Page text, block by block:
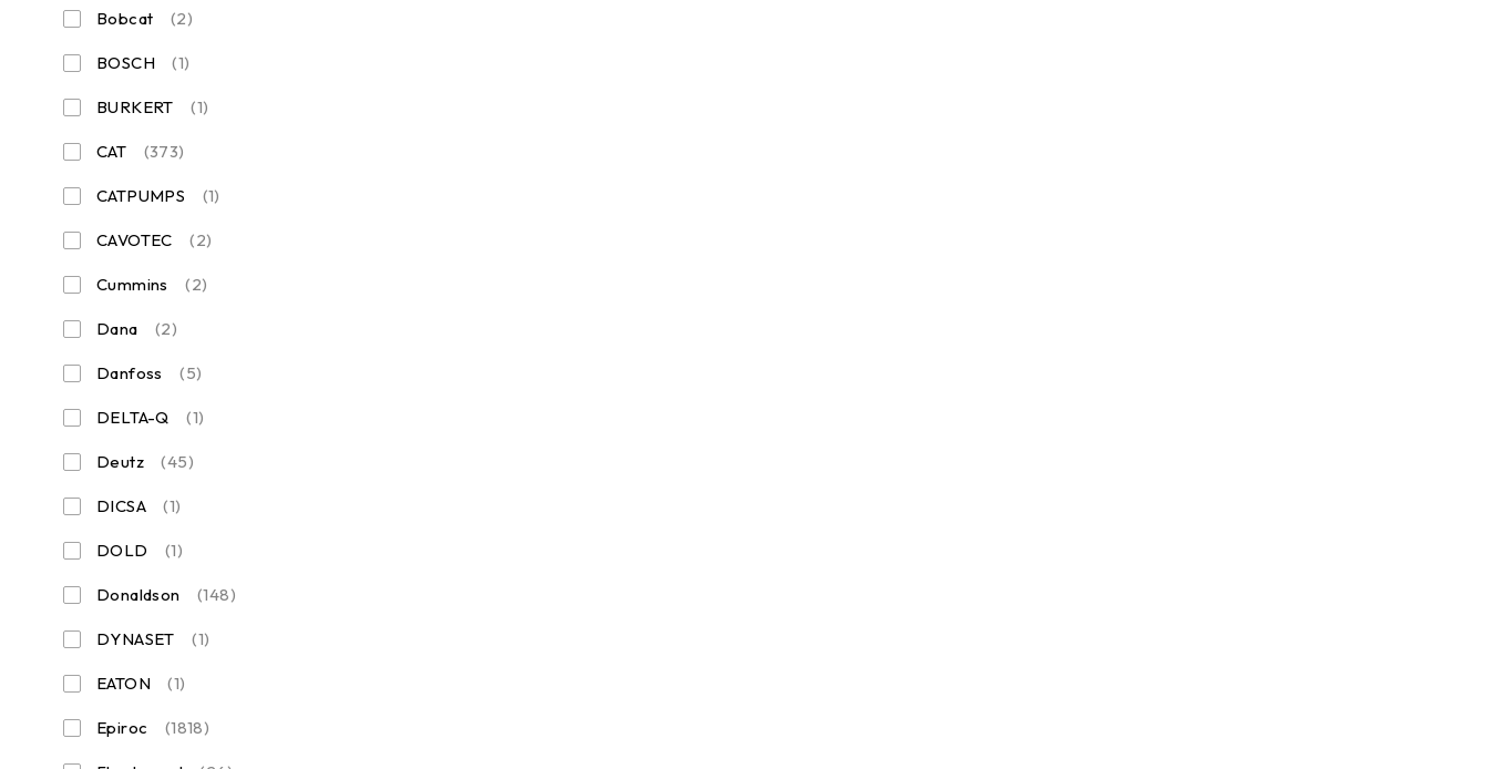
Bobcat (2)
BOSCH (1)
BURKERT (1)
CAT (373)
CATPUMPS (1)
CAVOTEC (2)
Cummins (2)
Dana (2)
Danfoss (5)
DELTA-Q (1)
Deutz (45)
DICSA (1)
DOLD (1)
Donaldson (148)
DYNASET (1)
EATON (1)
Epiroc (1818)